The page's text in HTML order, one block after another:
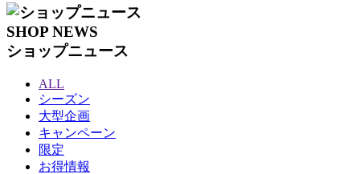
SHOP NEWS
ショップニュース
ALL
シーズン
大型企画
キャンペーン
限定
お得情報